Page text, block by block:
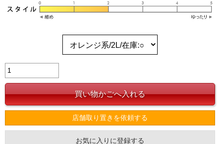
店舗取り置きを依頼する
お気に入りに登録する